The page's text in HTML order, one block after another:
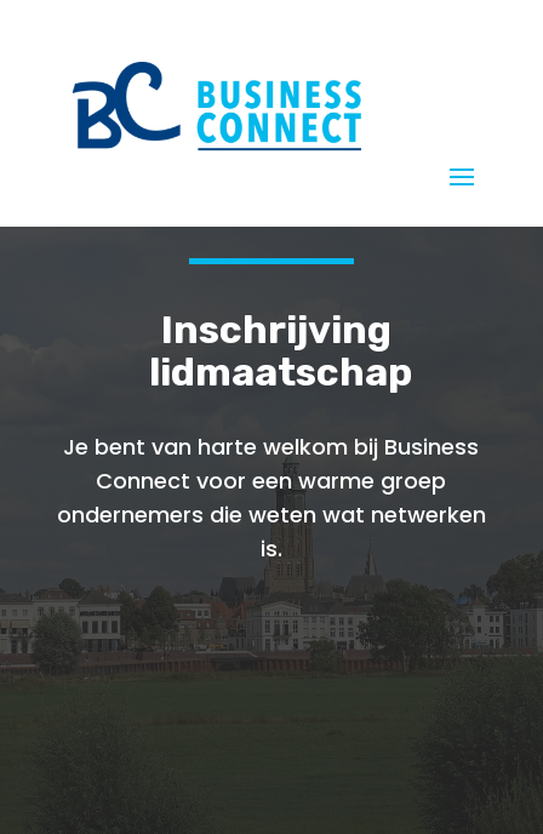
Inschrijving
lidmaatschap
Je bent van harte welkom bij Business
Connect voor een warme groep
ondernemers die weten wat netwerken
is.